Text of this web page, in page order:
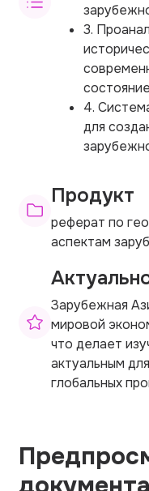
3.
4.
для
Продукт
реферат по
аспектам
Зарубежная
мировой
что делает
актуальным
глобальных